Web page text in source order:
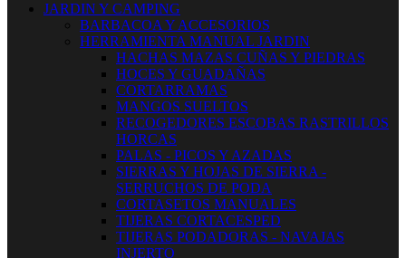
JARDIN Y CAMPING
BARBACOA Y ACCESORIOS
HERRAMIENTA MANUAL JARDIN
HACHAS MAZAS CUÑAS Y PIEDRAS
HOCES Y GUADAÑAS
CORTARRAMAS
MANGOS SUELTOS
RECOGEDORES ESCOBAS RASTRILLOS
HORCAS
PALAS - PICOS Y AZADAS
SIERRAS Y HOJAS DE SIERRA -
SERRUCHOS DE PODA
CORTASETOS MANUALES
TIJERAS CORTACESPED
TIJERAS PODADORAS - NAVAJAS
INJERTO